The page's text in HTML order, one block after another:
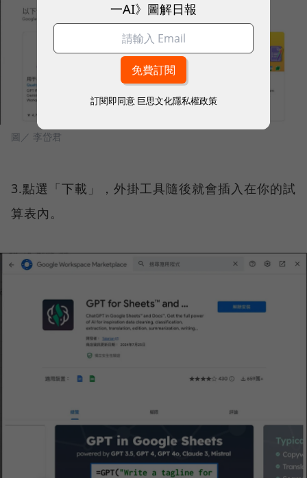
圖／ 李岱君
3.點選「下載」，外掛工具隨後就會插入在你的試
算表內。
一AI》圖解日報
訂閱即同意 巨思文化隱私權政策